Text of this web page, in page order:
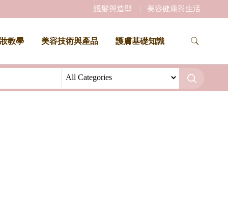
護髮與造型 美容健康與生活
教學 美容技術與產品 護膚基礎知識